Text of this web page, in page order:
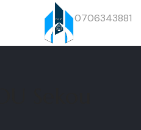
0706343881